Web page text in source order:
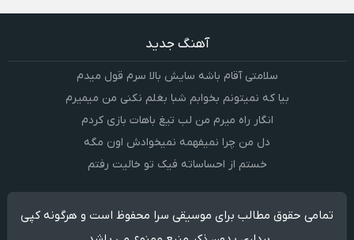
آهنگ جدید
سلامتی آقام باشه سایش بالا سرم قول میدم
بیا که نمیتونم بخوابم شبا بغلم نکنی من میمیرم
انگار راه میرم من لب تیغ باهات بازی کردم
دل من چرا نمیفهمه نمیخوادش اون مگه
خستم از احساساته فیک تو خالیت رفتم
تمامی حقوق مطالب برای موسیقی سرا محفوظ است و هرگونه کپی